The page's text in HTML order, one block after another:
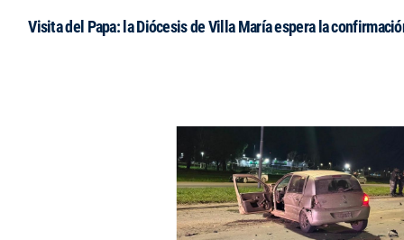
Visita del Papa: la Diócesis de Villa María espera la